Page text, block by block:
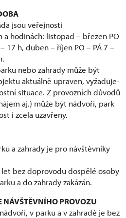
jsou veřejnosti
hodinách: listopad – březen PO
17 h, duben – říjen PO – PÁ 7 –
nebo zahrady může být
aktuálně upraven, vyžaduje-
situace. Z provozních důvodů
aj.) může být nádvoří, park
i zcela uzavřeny.
a zahrady je pro návštěvníky
bez doprovodu dospělé osoby
a do zahrady zakázán.
PROVOZU
v parku a v zahradě je bez